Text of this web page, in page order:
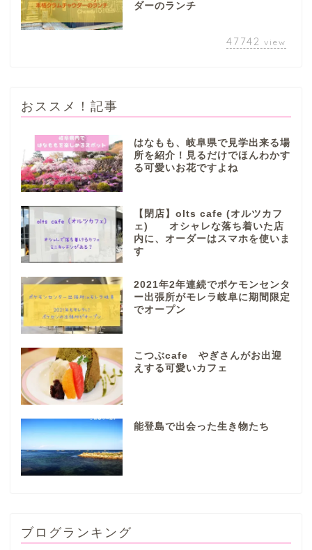
ダーのランチ
47742 view
おススメ！記事
はなもも、岐阜県で見学出来る場
所を紹介！見るだけでほんわかす
る可愛いお花ですよね
【閉店】olts cafe (オルツカフ
ェ) オシャレな落ち着いた店
内に、オーダーはスマホを使いま
す
2021年2年連続でポケモンセンタ
ー出張所がモレラ岐阜に期間限定
でオープン
こつぶcafe やぎさんがお出迎
えする可愛いカフェ
能登島で出会った生き物たち
ブログランキング
ぎふまるけとは。
ぎふまるけ内の記事と写真
（画像）＆掲載情報につい
ての注意事項など
岐阜地域
各務原市
山県市